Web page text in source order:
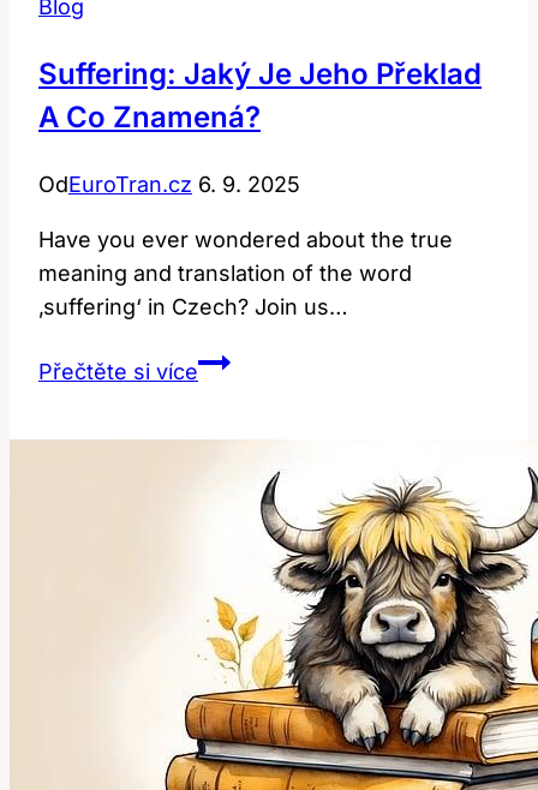
Blog
Suffering: Jaký Je Jeho Překlad
A Co Znamená?
OdEuroTran.cz 6. 9. 2025
Have you ever wondered about the true
meaning and translation of the word
‚suffering‘ in Czech? Join us…
Přečtěte si víceSuffering:
překlad
znamená?